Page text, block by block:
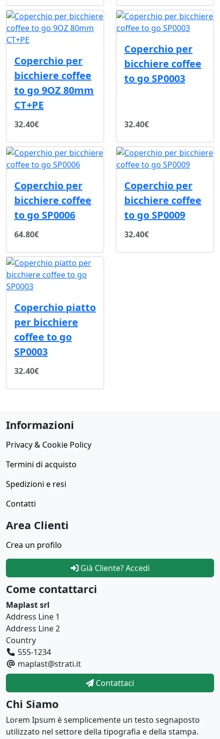
Coperchio per
bicchiere coffee
to go 9OZ 80mm
CT+PE
32.40€
Coperchio per
bicchiere coffee
to go SP0003
32.40€
Coperchio per
bicchiere coffee
to go SP0006
64.80€
Coperchio per
bicchiere coffee
to go SP0009
32.40€
Coperchio piatto
per bicchiere
coffee to go
SP0003
32.40€
Informazioni
Privacy & Cookie Policy
Termini di acquisto
Spedizioni e resi
Contatti
Area Clienti
Crea un profilo
Già Cliente? Accedi
Come contattarci
Maplast srl
Address Line 1
Address Line 2
Country
555-1234
maplast@strati.it
Contattaci
Chi Siamo
Lorem Ipsum è semplicemente un testo segnaposto
utilizzato nel settore della tipografia e della stampa.